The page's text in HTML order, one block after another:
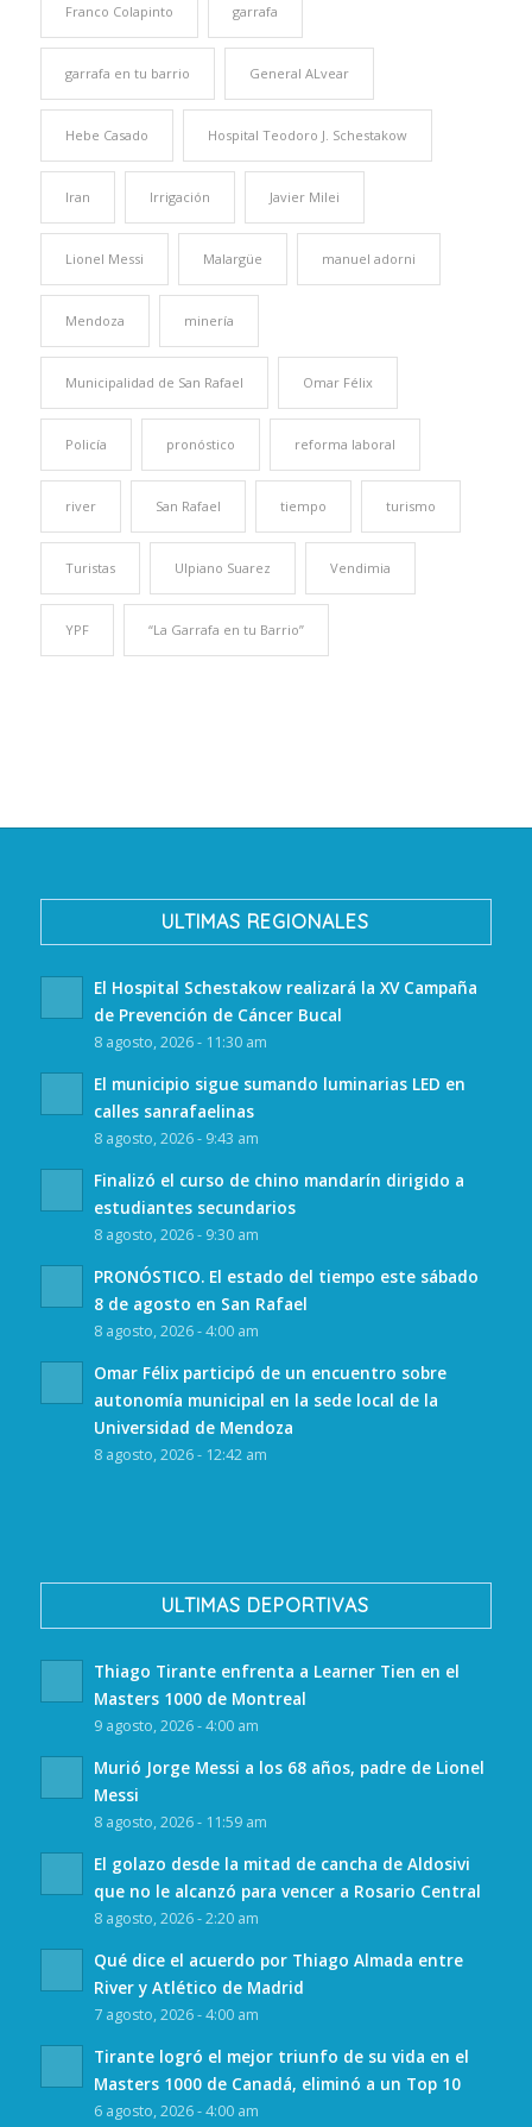
Franco Colapinto garrafa
garrafa en tu barrio General ALvear
Hebe Casado Hospital Teodoro J. Schestakow
Iran Irrigación Javier Milei
Lionel Messi Malargüe manuel adorni
Mendoza minería
Municipalidad de San Rafael Omar Félix
Policía pronóstico reforma laboral
river San Rafael tiempo turismo
Turistas Ulpiano Suarez Vendimia
YPF “La Garrafa en tu Barrio”
ULTIMAS REGIONALES
El Hospital Schestakow realizará la XV Campaña
de Prevención de Cáncer Bucal
8 agosto, 2026 - 11:30 am
El municipio sigue sumando luminarias LED en
calles sanrafaelinas
8 agosto, 2026 - 9:43 am
Finalizó el curso de chino mandarín dirigido a
estudiantes secundarios
8 agosto, 2026 - 9:30 am
PRONÓSTICO. El estado del tiempo este sábado
8 de agosto en San Rafael
8 agosto, 2026 - 4:00 am
Omar Félix participó de un encuentro sobre
autonomía municipal en la sede local de la
Universidad de Mendoza
8 agosto, 2026 - 12:42 am
ULTIMAS DEPORTIVAS
Thiago Tirante enfrenta a Learner Tien en el
Masters 1000 de Montreal
9 agosto, 2026 - 4:00 am
Murió Jorge Messi a los 68 años, padre de Lionel
Messi
8 agosto, 2026 - 11:59 am
El golazo desde la mitad de cancha de Aldosivi
que no le alcanzó para vencer a Rosario Central
8 agosto, 2026 - 2:20 am
Qué dice el acuerdo por Thiago Almada entre
River y Atlético de Madrid
7 agosto, 2026 - 4:00 am
Tirante logró el mejor triunfo de su vida en el
Masters 1000 de Canadá, eliminó a un Top 10
6 agosto, 2026 - 4:00 am